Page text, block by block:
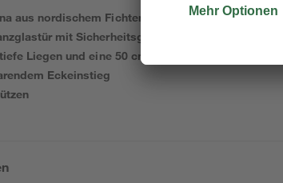
aus nordischem Fichtenholz, außen weiss lasiert
mit Sicherheitsglas in Graphit-Optik
Liegen und eine 50 cm tiefe Querliege
Eckeinstieg